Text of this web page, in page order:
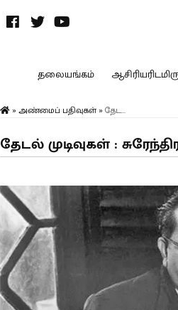
தலையங்கம்
» அண்மைப் பதிவுகள்» தேட...
தேடல் முடிவுகள் :